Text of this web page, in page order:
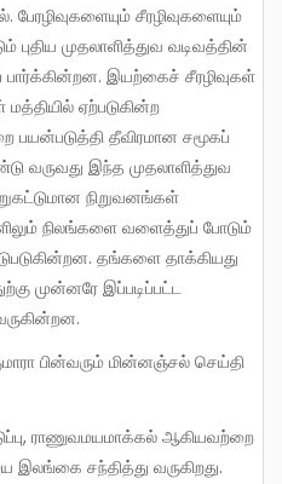
பேரழிவுகளையும் சீரழிவுகளையும்
புதிய முதலாளித்துவ வடிவத்தின்
இயற்கைச் சீரழிவுகள்
மத்தியில் ஏற்படுகின்ற
பயன்படுத்தி தீவிரமான சமூகப்
வருவது இந்த முதலாளித்துவ
நிறுவனங்கள்
நிலங்களை வளைத்துப் போடும்
தங்களை தாக்கியது
முன்னரே இப்படிப்பட்ட
இலங்கை சந்தித்து வருகிறது.